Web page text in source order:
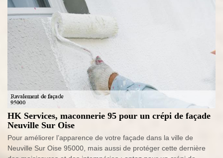
HK Services, maconnerie 95 pour un crépi de façade
Neuville Sur Oise
Pour améliorer l’apparence de votre façade dans la ville de
Neuville Sur Oise 95000, mais aussi de protéger cette dernière